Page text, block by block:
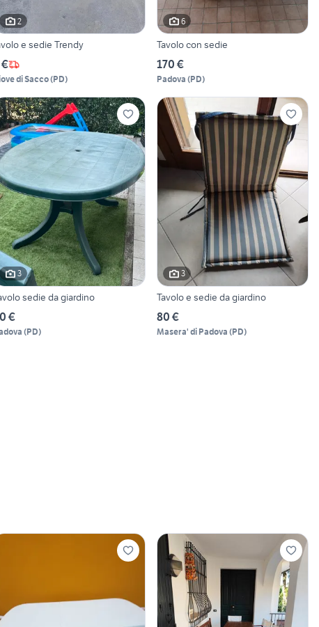
2
e sedie Trendy
di Sacco(PD)
6
Tavolo con sedie
170 €
Padova (PD)
3
sedie da giardino
€
(PD)
3
Tavolo e sedie da giardino
80 €
Masera' di Padova (PD)